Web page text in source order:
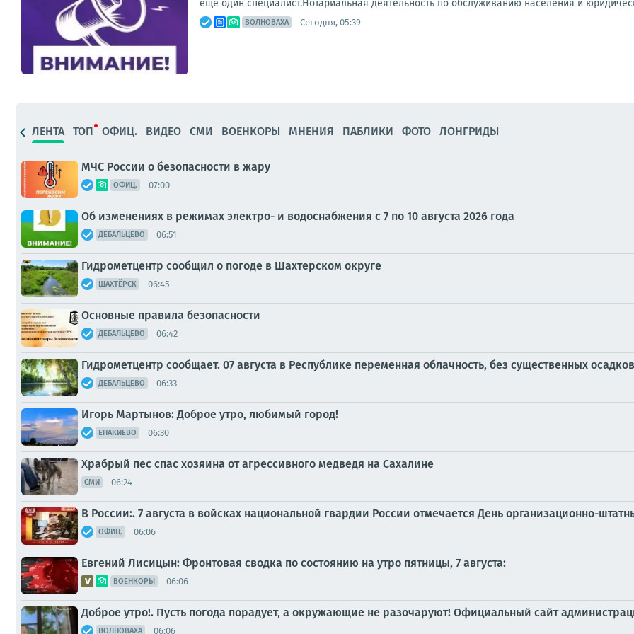
еще один специалист.Нотариальная деятельность по обслуживанию населения и
ВОЛНОВАХА Сегодня, 05:39
ЛЕНТА ТОП ОФИЦ. ВИДЕО СМИ ВОЕНКОРЫ МНЕНИЯ ПАБЛИКИ ФОТО ЛОНГРИДЫ
МЧС России о безопасности в жару
ОФИЦ. 07:00
Об изменениях в режимах электро- и водоснабжения с 7 по 10 августа 2026 года
ДЕБАЛЬЦЕВО 06:51
Гидрометцентр сообщил о погоде в Шахтерском округе
ШАХТЁРСК 06:45
Основные правила безопасности
ДЕБАЛЬЦЕВО 06:42
Гидрометцентр сообщает. 07 августа в Республике переменная облачность, без существенных осадков
ДЕБАЛЬЦЕВО 06:33
Игорь Мартынов: Доброе утро, любимый город!
ЕНАКИЕВО 06:30
Храбрый пес спас хозяина от агрессивного медведя на Сахалине
СМИ 06:24
В России:. 7 августа в войсках национальной гвардии России отмечается День организационно-
ОФИЦ. 06:06
Евгений Лисицын: Фронтовая сводка по состоянию на утро пятницы, 7 августа:
ВОЕНКОРЫ 06:06
Доброе утро!. Пусть погода порадует, а окружающие не разочаруют! Официальный сайт
ВОЛНОВАХА 06:06